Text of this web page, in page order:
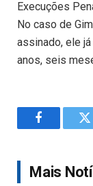
Execuções
No caso de
assinado, ele
anos, seis
Facebook
Mais